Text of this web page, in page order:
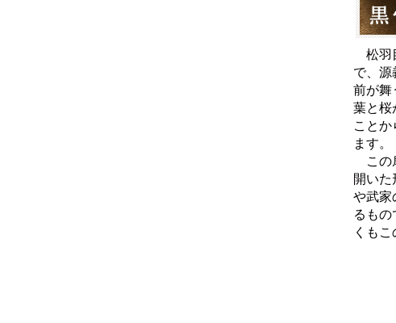
松羽
で、源
前が舞
葉と桜
こと
ます。
この
開い
や武家
るも
くもこ